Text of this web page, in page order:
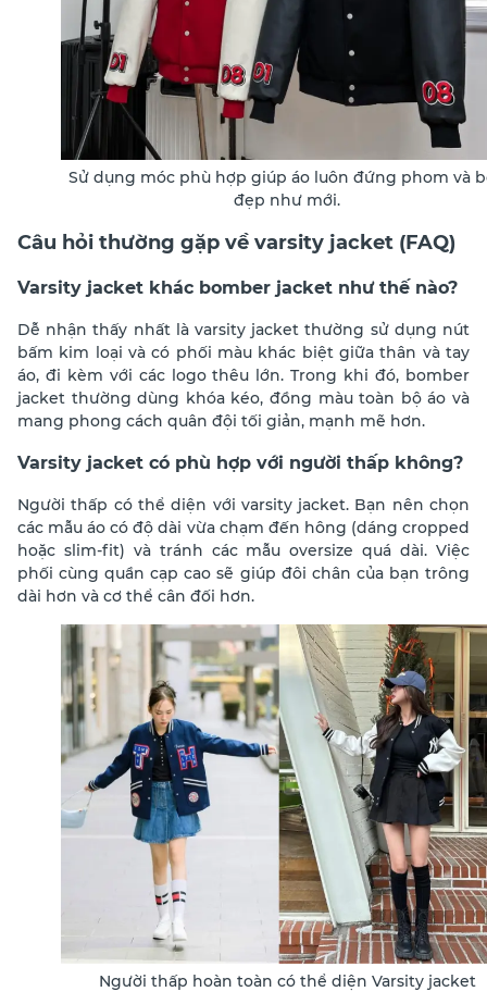
Sử dụng móc phù hợp giúp áo luôn đứng phom và
đẹp như mới.
Câu hỏi thường gặp về varsity jacket (FAQ)
Varsity jacket khác bomber jacket như thế nào?
Dễ nhận thấy nhất là varsity jacket thường sử dụng nút
bấm kim loại và có phối màu khác biệt giữa thân và tay
áo, đi kèm với các logo thêu lớn. Trong khi đó, bomber
jacket thường dùng khóa kéo, đồng màu toàn bộ áo và
mang phong cách quân đội tối giản, mạnh mẽ hơn.
Varsity jacket có phù hợp với người thấp không?
Người thấp có thể diện với varsity jacket. Bạn nên chọn
các mẫu áo có độ dài vừa chạm đến hông (dáng cropped
hoặc slim-fit) và tránh các mẫu oversize quá dài. Việc
phối cùng quần cạp cao sẽ giúp đôi chân của bạn trông
dài hơn và cơ thể cân đối hơn.
Người thấp hoàn toàn có thể diện Varsity jacket